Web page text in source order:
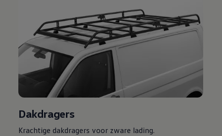
Dakdragers
Krachtige dakdragers voor zware lading.